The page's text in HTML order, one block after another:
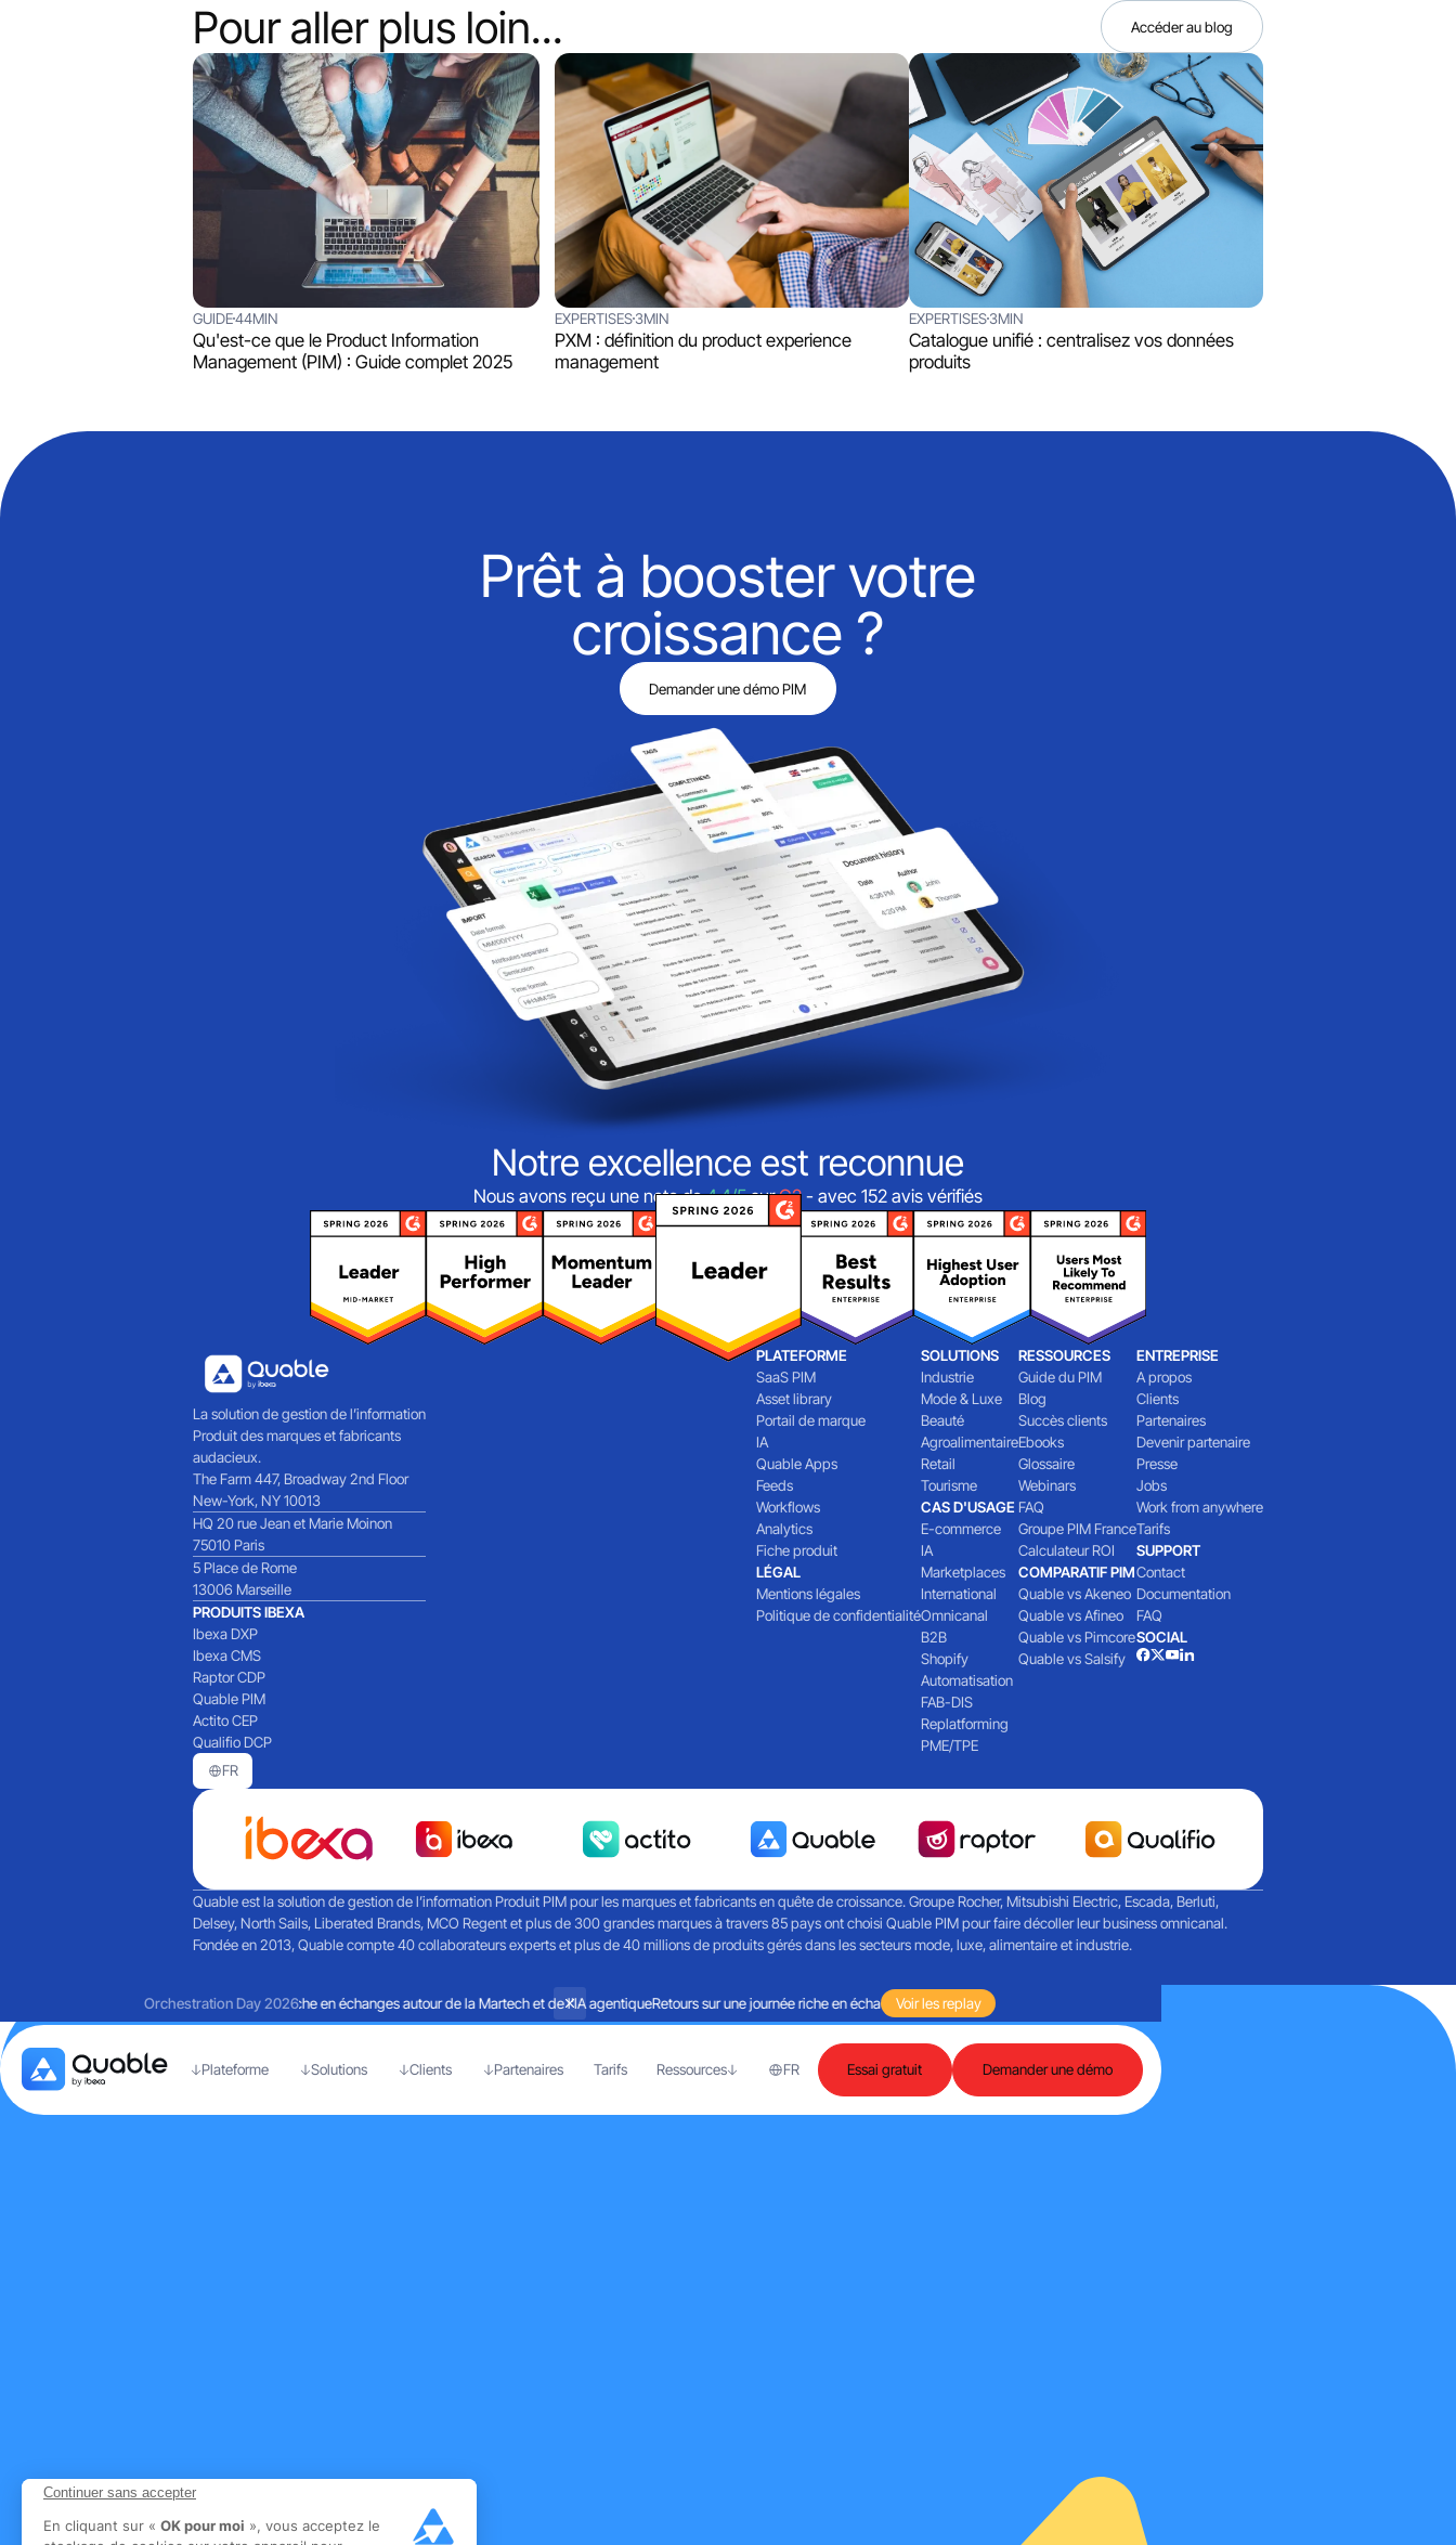
Continuer sans accepter
En cliquant sur « OK pour moi », vous acceptez le
Pour aller plus loin... Accéder au blog
GUIDE44MIN
Qu'est-ce que le Product Information
Management (PIM) : Guide complet 2025
EXPERTISES3MIN
PXM : définition du product experience
management
EXPERTISES3MIN
Catalogue unifié : centralisez vos données
produits
Prêt à booster votre
croissance ?
Demander une démo PIM
Notre excellence est reconnue
Nous avons reçu une note de4,4/5surG2- avec 152 avis vérifiés
La solution de gestion de l’information
Produit des marques et fabricants
audacieux.
The Farm 447, Broadway 2nd Floor
New-York, NY 10013
HQ 20 rue Jean et Marie Moinon
75010 Paris
5 Place de Rome
13006 Marseille
PRODUITS IBEXA
Ibexa DXP
Ibexa CMS
Raptor CDP
Quable PIM
Actito CEP
Qualifio DCP
FR
PLATEFORME
SaaS PIM
Asset library
Portail de marque
IA
Quable Apps
Feeds
Workflows
Analytics
Fiche produit
LÉGAL
Mentions légales
Politique de confidentialité
SOLUTIONS
Industrie
Mode & Luxe
Beauté
Agroalimentaire
Retail
Tourisme
CAS D'USAGE
E-commerce
IA
Marketplaces
International
Omnicanal
B2B
Shopify
Automatisation
FAB-DIS
Replatforming
PME/TPE
RESSOURCES
Guide du PIM
Blog
Succès clients
Ebooks
Glossaire
Webinars
FAQ
Groupe PIM France
Calculateur ROI
COMPARATIF PIM
Quable vs Akeneo
Quable vs Afineo
Quable vs Pimcore
Quable vs Salsify
ENTREPRISE
A propos
Clients
Partenaires
Devenir partenaire
Presse
Jobs
Work from anywhere
Tarifs
SUPPORT
Contact
Documentation
FAQ
SOCIAL
Quable est la solution de gestion de l’information Produit PIM pour les marques et fabricants en quête de croissance. Groupe Rocher, Mitsubishi Electric, Escada, Berluti,
Delsey, North Sails, Liberated Brands, MCO Regent et plus de 300 grandes marques à travers 85 pays ont choisi Quable PIM pour faire décoller leur business omnicanal.
Fondée en 2013, Quable compte 40 collaborateurs experts et plus de 40 millions de produits gérés dans les secteurs mode, luxe, alimentaire et industrie.
Orchestration Day 2026
Retours sur une journée riche en échanges autour de la Martech et de l'IA agentiqueRetours sur une journée riche en échanges autour de la Martech et de l'IA agentique Retours sur une journée riche en échanges autour
Voir les replay
Plateforme Solutions Clients Partenaires Tarifs Ressources FR Essai gratuit Demander une démo